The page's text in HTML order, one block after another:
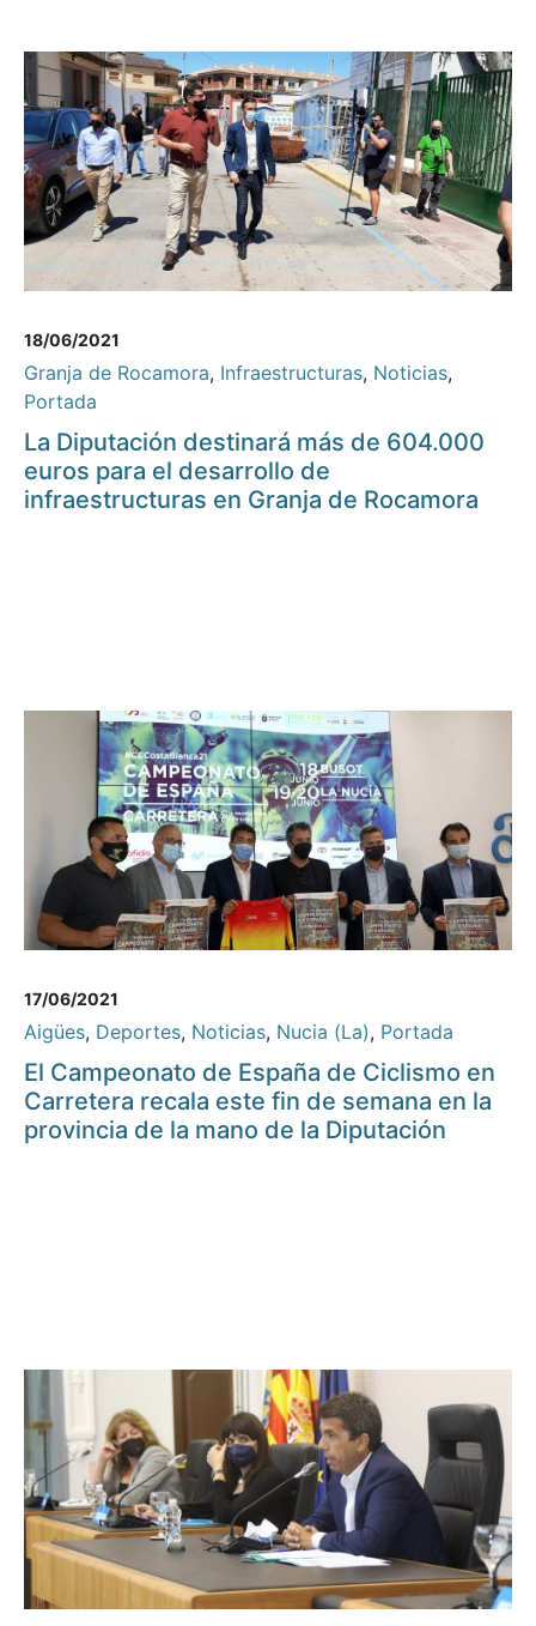
18/06/2021
Granja de Rocamora, Infraestructuras, Noticias,
Portada
La Diputación destinará más de 604.000
euros para el desarrollo de
infraestructuras en Granja de Rocamora
17/06/2021
Aigües, Deportes, Noticias, Nucia (La), Portada
El Campeonato de España de Ciclismo en
Carretera recala este fin de semana en la
provincia de la mano de la Diputación